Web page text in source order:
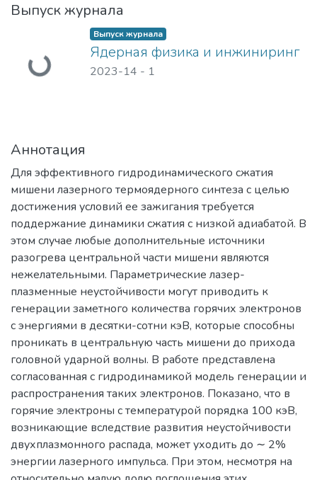
Выпуск журнала
Загружается...
Выпуск журнала
Ядерная физика и инжиниринг
2023-14 - 1
Аннотация
Для эффективного гидродинамического сжатия
мишени лазерного термоядерного синтеза с целью
достижения условий ее зажигания требуется
поддержание динамики сжатия с низкой адиабатой. В
этом случае любые дополнительные источники
разогрева центральной части мишени являются
нежелательными. Параметрические лазер-
плазменные неустойчивости могут приводить к
генерации заметного количества горячих электронов
с энергиями в десятки-сотни кэВ, которые способны
проникать в центральную часть мишени до прихода
головной ударной волны. В работе представлена
согласованная с гидродинамикой модель генерации и
распространения таких электронов. Показано, что в
горячие электроны c температурой порядка 100 кэВ,
возникающие вследствие развития неустойчивости
двухплазмонного распада, может уходить до ∼ 2%
энергии лазерного импульса. При этом, несмотря на